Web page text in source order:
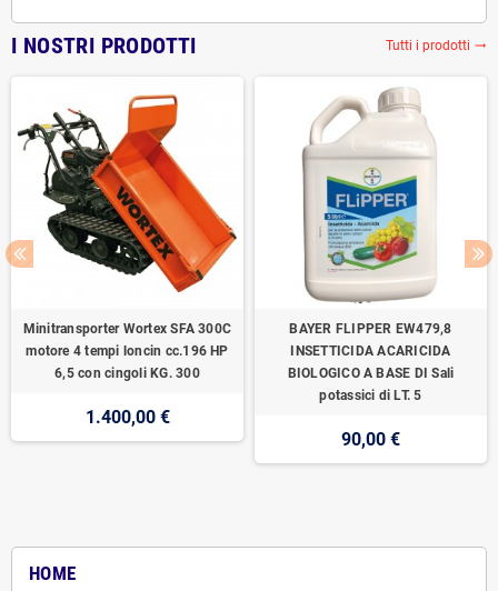
HOME
I NOSTRI PRODOTTI Tutti i prodotti trending_flat
Minitransporter Wortex SFA 300C
motore 4 tempi loncin cc.196 HP
6,5 con cingoli KG. 300
1.400,00 €
BAYER FLIPPER EW479,8
INSETTICIDA ACARICIDA
BIOLOGICO A BASE DI Sali
potassici di LT. 5
90,00 €